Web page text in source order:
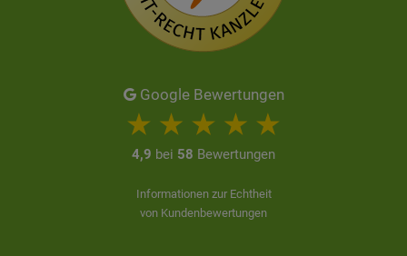
Google Bewertungen
4,9 bei 58 Bewertungen
Informationen zur Echtheit
von Kundenbewertungen